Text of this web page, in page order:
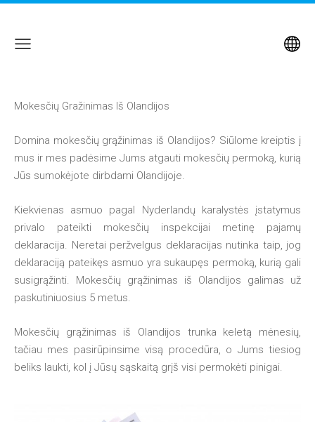
Mokesčių Gražinimas Iš Olandijos
Domina mokesčių grąžinimas iš Olandijos? Siūlome kreiptis į
mus ir mes padėsime Jums atgauti mokesčių permoką, kurią
Jūs sumokėjote dirbdami Olandijoje.
Kiekvienas asmuo pagal Nyderlandų karalystės įstatymus
privalo pateikti mokesčių inspekcijai metinę pajamų
deklaracija. Neretai peržvelgus deklaracijas nutinka taip, jog
deklaraciją pateikęs asmuo yra sukaupęs permoką, kurią gali
susigrąžinti. Mokesčių grąžinimas iš Olandijos galimas už
paskutiniuosius 5 metus.
Mokesčių grąžinimas iš Olandijos trunka keletą mėnesių,
tačiau mes pasirūpinsime visą procedūra, o Jums tiesiog
beliks laukti, kol į Jūsų sąskaitą grįš visi permokėti pinigai.